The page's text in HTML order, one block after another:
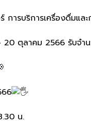
การบริการเครื่องดื่มแ
20 ตุลาคม 2566 รับจ
น.